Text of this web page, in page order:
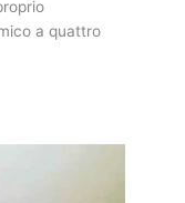
a quattro